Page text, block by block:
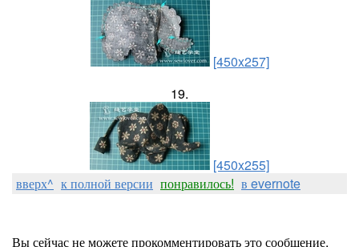
[450x257]
19.
[450x255]
вверх^ к полной версии понравилось! в evernote
Вы сейчас не можете прокомментировать это сообщение.